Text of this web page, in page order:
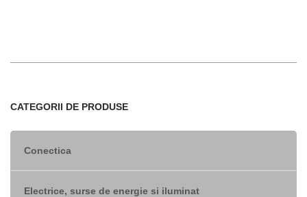
CATEGORII DE PRODUSE
Conectica
Electrice, surse de energie si iluminat